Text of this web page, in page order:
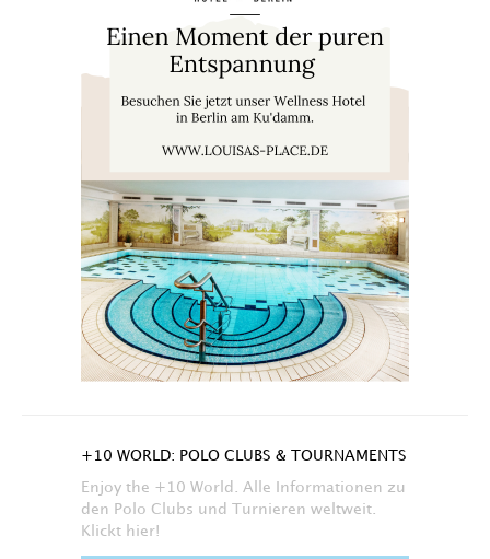
+10 WORLD: POLO CLUBS & TOURNAMENTS
Enjoy the +10 World. Alle Informationen zu
den Polo Clubs und Turnieren weltweit.
Klickt hier!